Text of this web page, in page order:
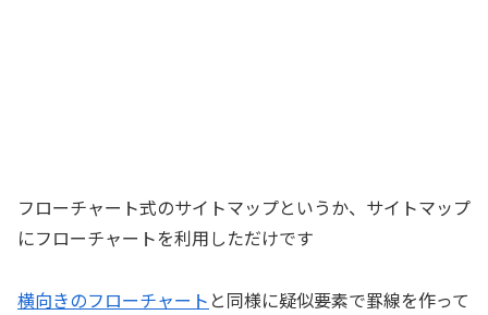
フローチャート式のサイトマップというか、サイトマップ
にフローチャートを利用しただけです
横向きのフローチャート と同様に疑似要素で罫線を作って